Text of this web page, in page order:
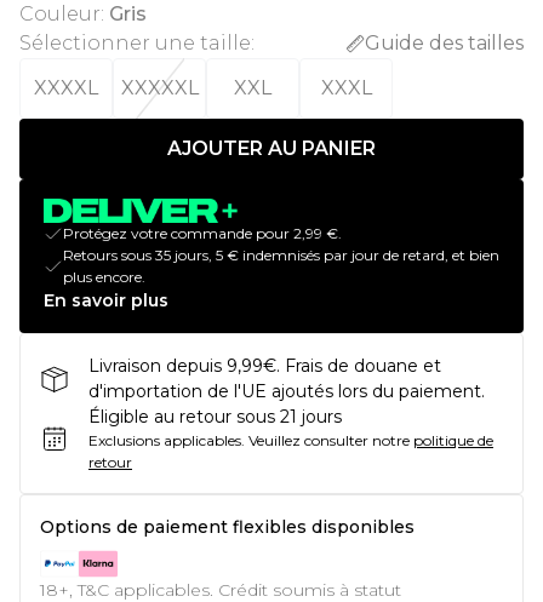
Couleur: Gris
Sélectionner une taille:
Guide des tailles
XXXXL
XXXXXL XXL XXXL
AJOUTER AU PANIER
Protégez votre commande pour 2,99 €.
Retours sous 35 jours, 5 € indemnisés par jour de retard, et bien
plus encore.
En savoir plus
Livraison depuis 9,99€. Frais de douane et
d'importation de l'UE ajoutés lors du paiement.
Éligible au retour sous 21 jours
Exclusions applicables. Veuillez consulter notre politique de
retour
Options de paiement flexibles disponibles
18+, T&C applicables. Crédit soumis à statut